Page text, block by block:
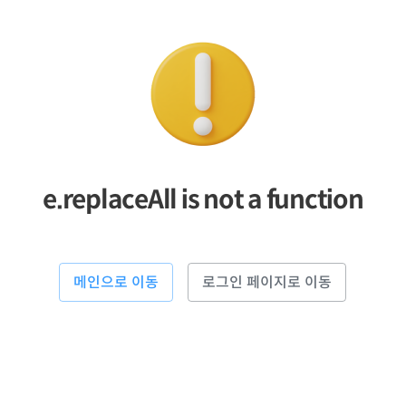
e.replaceAll is not a function
메인으로 이동 로그인 페이지로 이동